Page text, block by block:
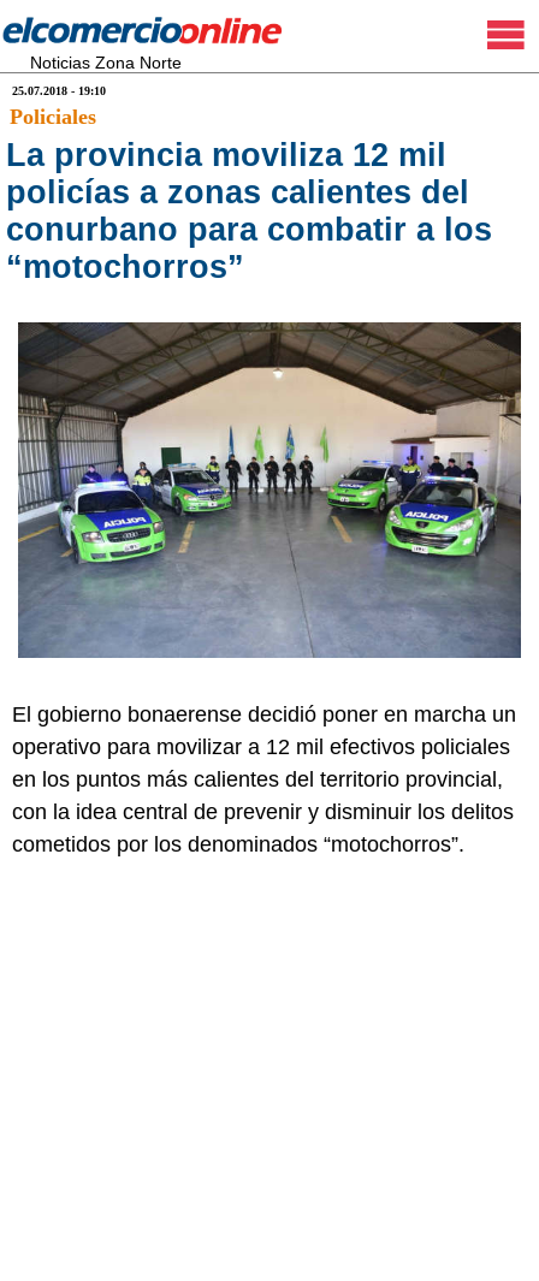
Noticias Zona Norte
25.07.2018 - 19:10
Policiales
La provincia moviliza 12 mil
policías a zonas calientes del
conurbano para combatir a los
“motochorros”
El gobierno bonaerense decidió poner en marcha un
operativo para movilizar a 12 mil efectivos policiales
en los puntos más calientes del territorio provincial,
con la idea central de prevenir y disminuir los delitos
cometidos por los denominados “motochorros”.